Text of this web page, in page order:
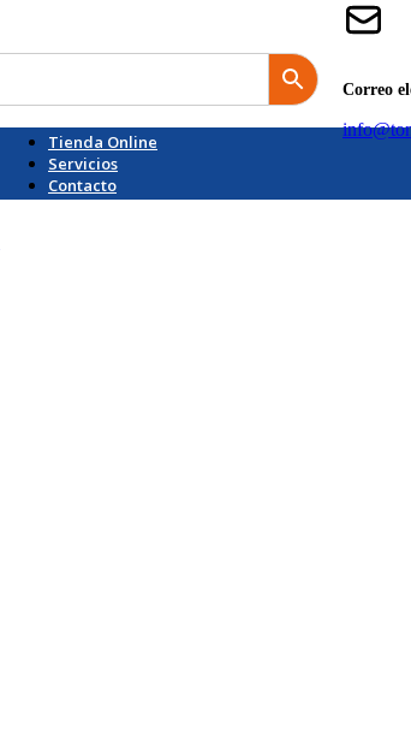
Correo
Tienda Online
Servicios
Contacto